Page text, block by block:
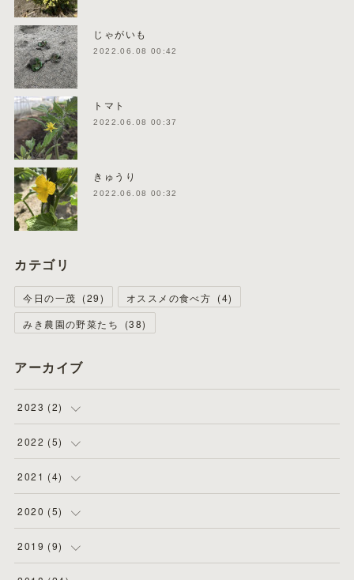
じゃがいも
2022.06.08 00:42
トマト
2022.06.08 00:37
きゅうり
2022.06.08 00:32
カテゴリ
今日の一茂 (29) オススメの食べ方 (4)
みき農園の野菜たち
(38)
アーカイブ
2023 (2)
(1
(1
2022 (5)
(4
(1
2021 (4)
(1
(2
( 1 )
2020 (5)
(2
2019 (9)